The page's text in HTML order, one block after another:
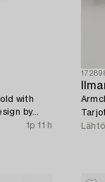
with
by
1p 11 h